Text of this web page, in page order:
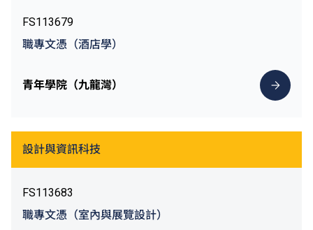
FS113679
職專文憑（酒店學）
青年學院（九龍灣）
設計與資訊科技
FS113683
職專文憑（室內與展覽設計）